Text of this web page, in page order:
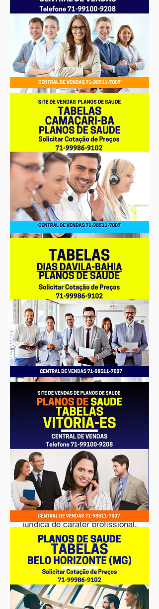
O que é plano coletivo por adesão?
Os planos coletivos por adesão são
aqueles contratados por pessoas
jurídicas,
constituídos ou formatados para uma
população que mantenha
vínculo associativo com uma pessoa
jurídica de caráter profissional,
classista
ou setorial. A adesão ao plano é
espontânea e opcional.
Podem ser incluídos como
dependentes, desde que previsto
contratualmente,
o grupo familiar do beneficiário titular